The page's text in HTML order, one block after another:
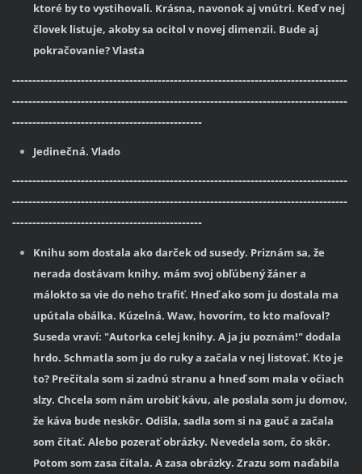
ktoré by to vystihovali. Krásna, navonok aj vnútri. Keď v nej
človek listuje, akoby sa ocitol v novej dimenzii. Bude aj
pokračovanie? Vlasta
-----------------------------------------------------------------------------------
-----------------------------------------------------------------------------------
-----------------------------------------------
Jedinečná. Vlado
-----------------------------------------------------------------------------------
-----------------------------------------------------------------------------------
-----------------------------------------------
Knihu som dostala ako darček od susedy. Priznám sa, že
nerada dostávam knihy, mám svoj obľúbený žáner a
málokto sa vie do neho trafiť. Hneď ako som ju dostala ma
upútala obálka. Kúzelná. Waw, hovorím, to kto maľoval?
Suseda vraví: "Autorka celej knihy. A ja ju poznám!" dodala
hrdo. Schmatla som ju do ruky a začala v nej listovať. Kto je
to? Prečítala som si zadnú stranu a hneď som mala v očiach
slzy. Chcela som nám urobiť kávu, ale poslala som ju domov,
že káva bude neskôr. Odišla, sadla som si na gauč a začala
som čítať. Alebo pozerať obrázky. Nevedela som, čo skôr.
Potom som zasa čítala. A zasa obrázky. Zrazu som naďabila